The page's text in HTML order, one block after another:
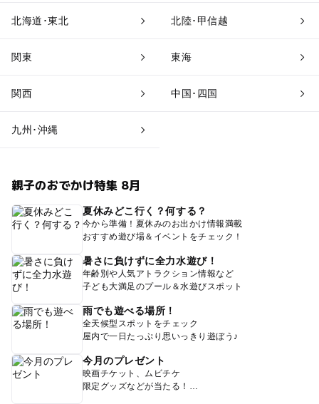
北海道･東北 北陸･甲信越
関東 東海
関西 中国･四国
九州･沖縄
親子のおでかけ特集 8月
夏休みどこ行く？何する？
今から準備！夏休みのお出かけ情報満載
おすすめ遊び場＆イベントをチェック！
暑さに負けずに全力水遊び！
年齢別や人気アトラクション情報など
子ども大満足のプール＆水遊びスポット
雨でも遊べる場所！
全天候型スポットをチェック
屋内で一日たっぷり思いっきり遊ぼう♪
今月のプレゼント
映画チケット、ムビチケ
限定グッズなどが当たる！